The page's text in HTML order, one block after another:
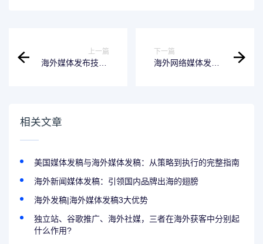
上一篇
海外媒体发布技巧|
下一篇
海外网络媒体发稿
相关文章
美国媒体发稿与海外媒体发稿：从策略到执行的完整指南
海外新闻媒体发稿：引领国内品牌出海的翅膀
海外发稿|海外媒体发稿3大优势
独立站、谷歌推广、海外社媒，三者在海外获客中分别起
什么作用?